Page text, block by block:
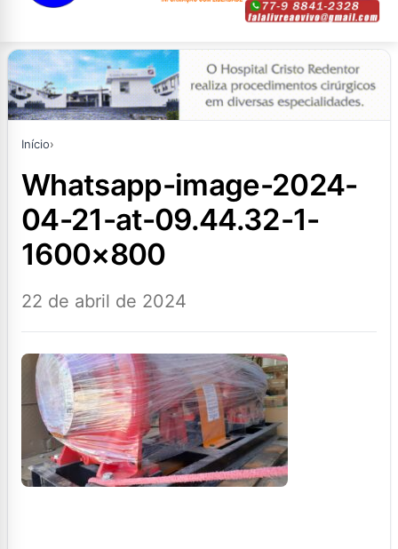
Início›
whatsapp-image-2024-
04-21-at-09.44.32-1-
1600×800
22 de abril de 2024